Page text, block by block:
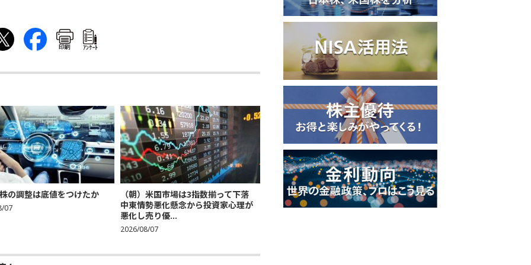
印刷 ｱﾝｹｰﾄ
の調整は底値をつけたか
07
（朝）米国市場は3指数揃って下落
中東情勢悪化懸念から投資家心理が
悪化し売り優...
2026/08/07